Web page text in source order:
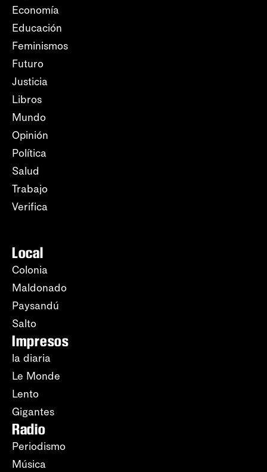
Economía
Educación
Feminismos
Futuro
Justicia
Libros
Mundo
Opinión
Política
Salud
Trabajo
Verifica
Local
Colonia
Maldonado
Paysandú
Salto
Impresos
la diaria
Le Monde
Lento
Gigantes
Radio
Periodismo
Música